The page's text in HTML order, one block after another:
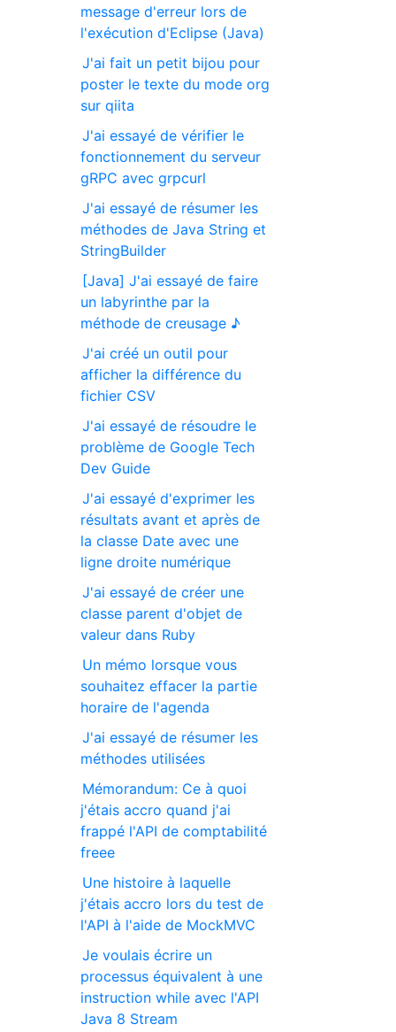
message d'erreur lors de
l'exécution d'Eclipse (Java)
J'ai fait un petit bijou pour
poster le texte du mode org
sur qiita
J'ai essayé de vérifier le
fonctionnement du serveur
gRPC avec grpcurl
J'ai essayé de résumer les
méthodes de Java String et
StringBuilder
[Java] J'ai essayé de faire
un labyrinthe par la
méthode de creusage ♪
J'ai créé un outil pour
afficher la différence du
fichier CSV
J'ai essayé de résoudre le
problème de Google Tech
Dev Guide
J'ai essayé d'exprimer les
résultats avant et après de
la classe Date avec une
ligne droite numérique
J'ai essayé de créer une
classe parent d'objet de
valeur dans Ruby
Un mémo lorsque vous
souhaitez effacer la partie
horaire de l'agenda
J'ai essayé de résumer les
méthodes utilisées
Mémorandum: Ce à quoi
j'étais accro quand j'ai
frappé l'API de comptabilité
freee
Une histoire à laquelle
j'étais accro lors du test de
l'API à l'aide de MockMVC
Je voulais écrire un
processus équivalent à une
instruction while avec l'API
Java 8 Stream